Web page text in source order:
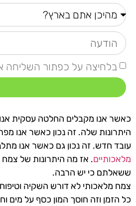
בלחיצה על כפתור השליחה
כאשר אנו מקבלים החלטה עסקית אנו
היתרונות שלה. זה נכון כאשר אנו
עובד חדש. זה נכון גם כאשר אנו
מלאכותיים. אז מה היתרונות של צמח
ששאלתם כי יש הרבה.
צמח מלאכותי לא דורש השקיה
כל הזמן וזה חוסך המון כסף על מים